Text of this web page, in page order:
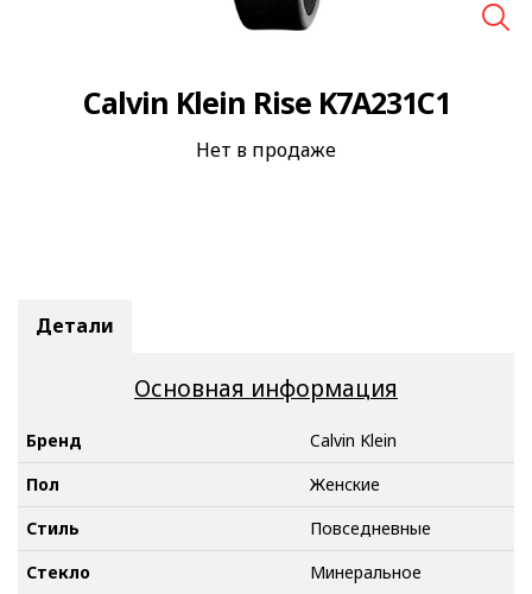
Calvin Klein Rise K7A231C1
Нет в продаже
Детали
Основная информация
Бренд
Calvin Klein
Пол
Женские
Стиль
Повседневные
Стекло
Минеральное